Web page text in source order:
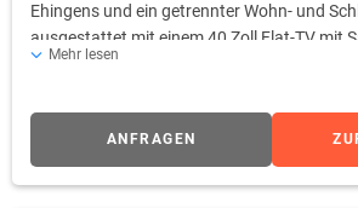
Ehingens und ein getrennter Wohn- und
ausgestattet mit einem 40 Zoll Flat-TV mit
Sky-free-to-Guest, sind die Highlights dieser
Selbstverständlich stehen Ihnen in den
sämtliche Annehmlichkeiten und
Kategorien Komfort bzw. Komfort Plus zur
Wunsch können Sie die Minibar,
Mehr lesen
ANFRAGEN